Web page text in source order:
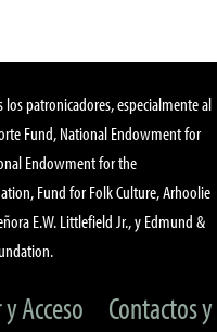
los patronicadores, especialmente al
Fund, National Endowment for
Endowment for the
Fund for Folk Culture, Arhoolie
E.W. Littlefield Jr., y Edmund &
Acceso Contactos